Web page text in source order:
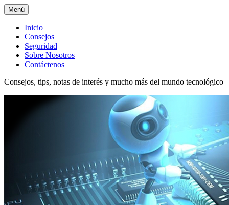
Menú
Menú
superior
Inicio
Consejos
Seguridad
Sobre Nosotros
Contáctenos
Consejos, tips, notas de interés y mucho más del mundo tecnológico